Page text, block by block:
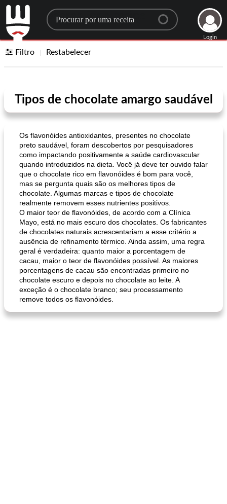
Search for a recipe
Login
Filtro Restabelecer
Tipos de chocolate amargo saudável
Os flavonóides antioxidantes, presentes no chocolate
preto saudável, foram descobertos por pesquisadores
como impactando positivamente a saúde cardiovascular
quando introduzidos na dieta. Você já deve ter ouvido falar
que o chocolate rico em flavonóides é bom para você,
mas se pergunta quais são os melhores tipos de
chocolate. Algumas marcas e tipos de chocolate
realmente removem esses nutrientes positivos.
O maior teor de flavonóides, de acordo com a Clínica
Mayo, está no mais escuro dos chocolates. Os fabricantes
de chocolates naturais acrescentariam a esse critério a
ausência de refinamento térmico. Ainda assim, uma regra
geral é verdadeira: quanto maior a porcentagem de
cacau, maior o teor de flavonóides possível. As maiores
porcentagens de cacau são encontradas primeiro no
chocolate escuro e depois no chocolate ao leite. A
exceção é o chocolate branco; seu processamento
remove todos os flavonóides.